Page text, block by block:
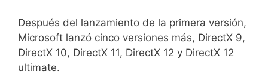
Después del lanzamiento de la primera versión,
Microsoft lanzó cinco versiones más, DirectX 9,
DirectX 10, DirectX 11, DirectX 12 y DirectX 12
ultimate.